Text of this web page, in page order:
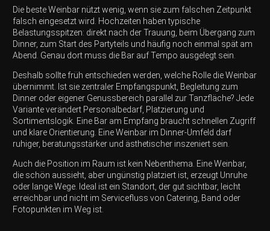
Die beste Weinbar nützt wenig, wenn sie zum falschen Zeitpunkt
falsch eingesetzt wird. Hochzeiten haben typische
Belastungsspitzen: direkt nach der Trauung, beim Übergang zum
Dinner, zum Start des Partyteils und häufig noch einmal spät am
Abend. Genau dort muss die Bar auf Tempo ausgelegt sein.
Deshalb sollte früh entschieden werden, welche Rolle die Weinbar
übernimmt. Ist sie zentraler Empfangspunkt, Begleitung zum
Dinner oder eigener Genussbereich parallel zur Tanzfläche? Jede
Variante verändert Personalbedarf, Platzierung und
Sortimentslogik. Eine Bar am Empfang braucht schnellen Zugriff
und klare Orientierung. Eine Weinbar im Dinner-Umfeld darf
ruhiger, beratungsstärker und ästhetischer inszeniert sein.
Auch die Position im Raum ist kein Nebenthema. Eine Weinbar,
die schön aussieht, aber ungünstig platziert ist, erzeugt Unruhe
oder lange Wege. Ideal ist ein Standort, der gut sichtbar, leicht
erreichbar und nicht im Servicefluss von Catering, Band oder
Fotopunkten im Weg ist.